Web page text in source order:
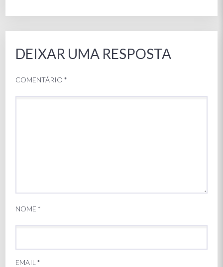
DEIXAR UMA RESPOSTA
COMENTÁRIO*
NOME*
EMAIL*